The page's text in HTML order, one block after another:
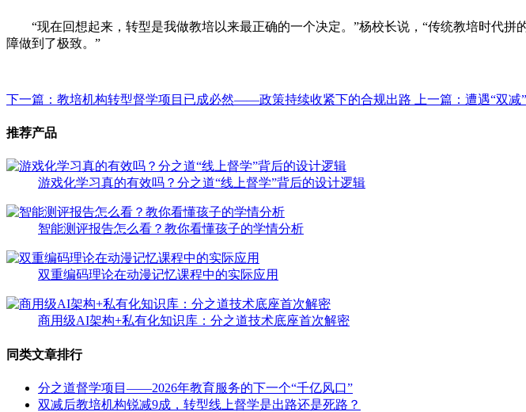
“现在回想起来，转型是我做教培以来最正确的一个决定。”杨校长说，“传统教培时代
障做到了极致。”
下一篇：教培机构转型督学项目已成必然——政策持续收紧下的合规出路 上一篇：遭遇“双
推荐产品
游戏化学习真的有效吗？分之道“线上督学”背后的设计逻辑
智能测评报告怎么看？教你看懂孩子的学情分析
双重编码理论在动漫记忆课程中的实际应用
商用级AI架构+私有化知识库：分之道技术底座首次解密
同类文章排行
分之道督学项目——2026年教育服务的下一个“千亿风口”
双减后教培机构锐减9成，转型线上督学是出路还是死路？